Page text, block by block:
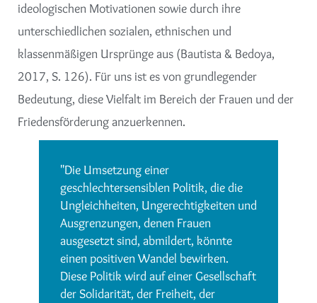
ideologischen Motivationen sowie durch ihre
unterschiedlichen sozialen, ethnischen und
klassenmäßigen Ursprünge aus (Bautista & Bedoya,
2017, S. 126). Für uns ist es von grundlegender
Bedeutung, diese Vielfalt im Bereich der Frauen und der
Friedensförderung anzuerkennen.
"Die Umsetzung einer
geschlechtersensiblen Politik, die die
Ungleichheiten, Ungerechtigkeiten und
Ausgrenzungen, denen Frauen
ausgesetzt sind, abmildert, könnte
einen positiven Wandel bewirken.
Diese Politik wird auf einer Gesellschaft
der Solidarität, der Freiheit, der